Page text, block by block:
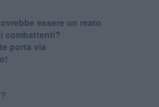
essere un reato
combattenti?
porta via